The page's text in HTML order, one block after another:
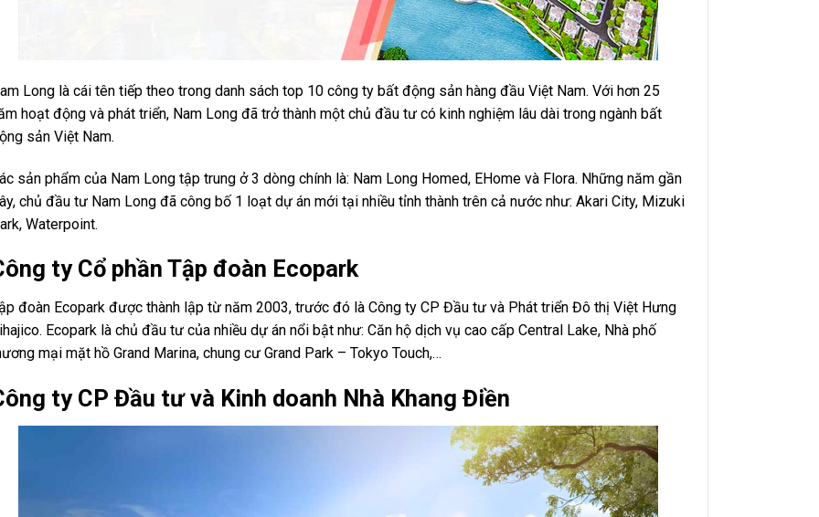
Long là cái tên tiếp theo trong danh sách top 10 công ty bất động sản hàng đầu Việt Nam. Với hơn 25
hoạt động và phát triển, Nam Long đã trở thành một chủ đầu tư có kinh nghiệm lâu dài trong ngành bất
sản Việt Nam.
sản phẩm của Nam Long tập trung ở 3 dòng chính là: Nam Long Homed, EHome và Flora. Những năm gần
chủ đầu tư Nam Long đã công bố 1 loạt dự án mới tại nhiều tỉnh thành trên cả nước như: Akari City, Mizuki
Waterpoint.
ty Cổ phần Tập đoàn Ecopark
đoàn Ecopark được thành lập từ năm 2003, trước đó là Công ty CP Đầu tư và Phát triển Đô thị Việt Hưng
Ecopark là chủ đầu tư của nhiều dự án nổi bật như: Căn hộ dịch vụ cao cấp Central Lake, Nhà phố
mại mặt hồ Grand Marina, chung cư Grand Park – Tokyo Touch,…
ty CP Đầu tư và Kinh doanh Nhà Khang Điền